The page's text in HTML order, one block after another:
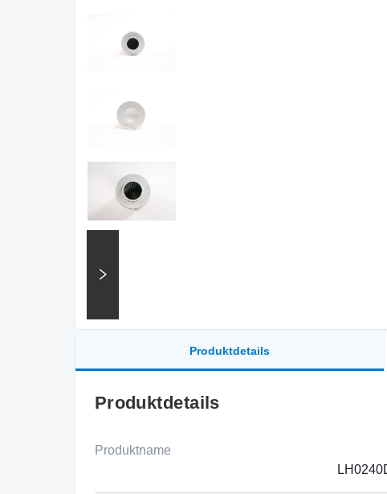
Produktdetails
Produktdetails
Produktname